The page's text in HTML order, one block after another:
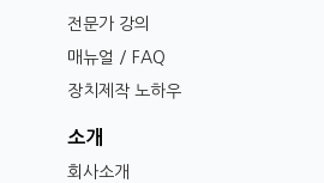
전문가 강의
매뉴얼 / FAQ
장치제작 노하우
소개
회사소개